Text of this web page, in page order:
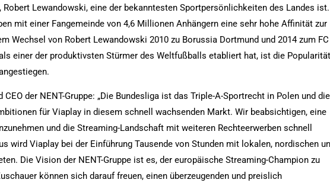
Robert Lewandowski, eine der bekanntesten Sportpersönlichkeiten des Landes ist.
mit einer Fangemeinde von 4,6 Millionen Anhängern eine sehr hohe Affinität zur
Wechsel von Robert Lewandowski 2010 zu Borussia Dortmund und 2014 zum FC
einer der produktivsten Stürmer des Weltfußballs etabliert hat, ist die Popularität
der NENT-Gruppe: „Die Bundesliga ist das Triple-A-Sportrecht in Polen und
für Viaplay in diesem schnell wachsenden Markt. Wir beabsichtigen, eine
und die Streaming-Landschaft mit weiteren Rechteerwerben schnell
wird Viaplay bei der Einführung Tausende von Stunden mit lokalen, nordischen
Die Vision der NENT-Gruppe ist es, der europäische Streaming-Champion zu
können sich darauf freuen, einen überzeugenden und preislich